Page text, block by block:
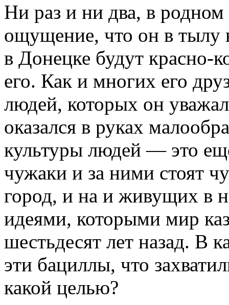
Ни раз и ни два, в родном
ощущение, что он в тылу
в Донецке будут красно-
его. Как и многих его
людей, которых он
оказался в руках
культуры людей — это
чужаки и за ними стоят
город, и на и живущих в
идеями, которыми мир
шестьдесят лет назад. В
эти бациллы, что
какой целью?